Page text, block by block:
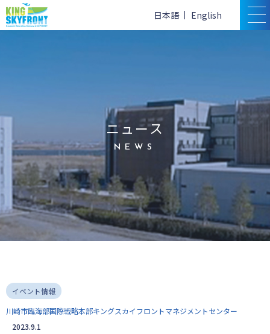
日本語 English
ニュース
NEWS
イベント情報
川崎市臨海部国際戦略本部キングスカイフロントマネジメントセンター
2023.9.1